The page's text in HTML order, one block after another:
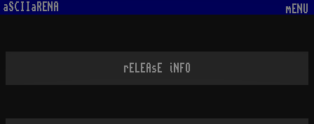
aSCIIaRENA mENU
rELEAsE iNFO